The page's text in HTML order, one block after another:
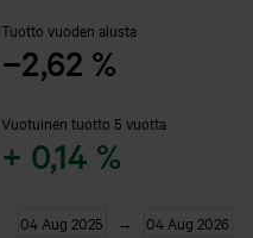
Tuotto vuoden alusta
−2,62 %
Vuotuinen tuotto 5 vuotta
+ 0,14 %
04 Aug 2025 → 04 Aug 2026